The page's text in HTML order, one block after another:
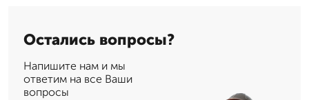
Остались вопросы?
Напишите нам и мы
ответим на все Ваши
вопросы